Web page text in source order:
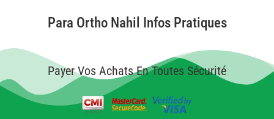
Para Ortho Nahil Infos Pratiques
Payer Vos Achats En Toutes Sécurité